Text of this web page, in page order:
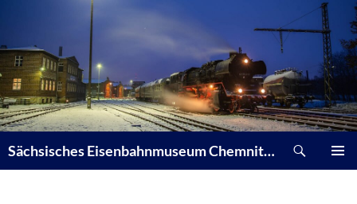
springen
Sächsisches Eisenbahnmuseum Chemnitz-Hilbersdorf e. V.